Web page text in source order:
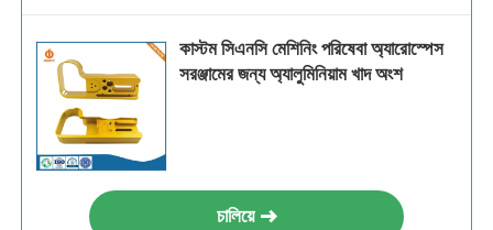
কাস্টম সিএনসি মেশিনিং পরিষেবা অ্যারোস্পেস
সরঞ্জামের জন্য অ্যালুমিনিয়াম খাদ অংশ
চালিয়ে